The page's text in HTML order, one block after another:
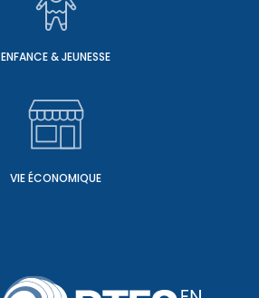
ENFANCE & JEUNESSE
VIE ÉCONOMIQUE